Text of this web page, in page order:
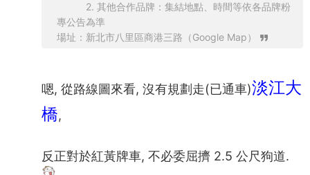
2. 其他合作品牌：集結地點、時間等依各品牌粉
專公告為準
場址：新北市八里區商港三路（Google Map）
嗯, 從路線圖來看, 沒有規劃走(已通車)淡江大
橋,
反正對於紅黃牌車, 不必委屈擠 2.5 公尺狗道.